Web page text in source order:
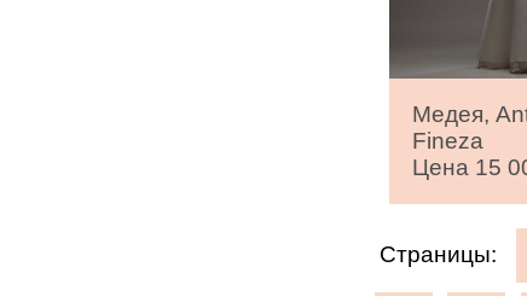
Медея,
Fineza
Цена 15
Страницы: